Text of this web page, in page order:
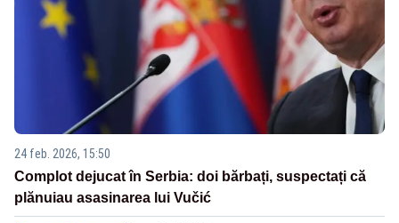
24 feb. 2026, 15:50
Complot dejucat în Serbia: doi bărbați, suspectați că
plănuiau asasinarea lui Vučić